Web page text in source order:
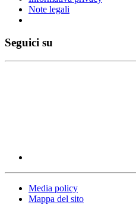
Note legali
Seguici su
Media policy
Mappa del sito